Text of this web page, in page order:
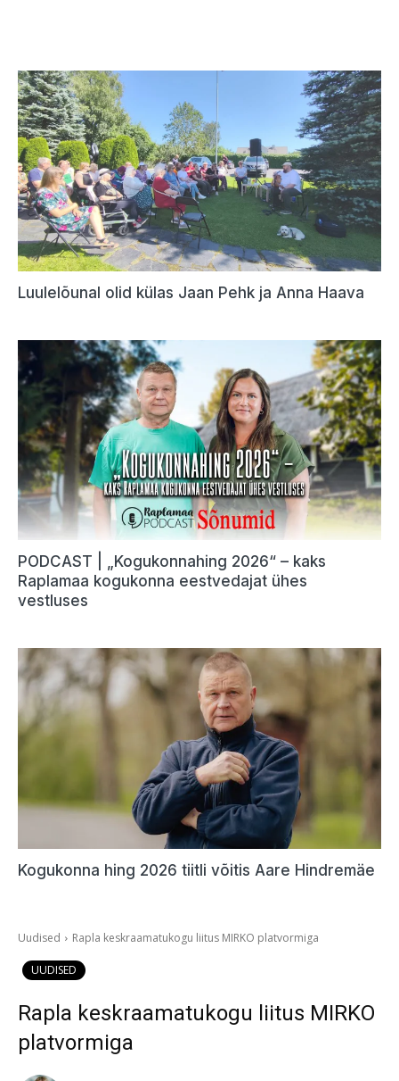
Luulelõunal olid külas Jaan Pehk ja Anna Haava
PODCAST | „Kogukonnahing 2026“ – kaks
Raplamaa kogukonna eestvedajat ühes
vestluses
Kogukonna hing 2026 tiitli võitis Aare Hindremäe